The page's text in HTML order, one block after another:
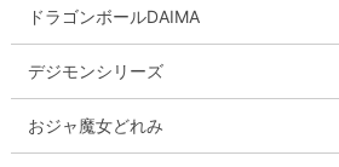
ドラゴンボールDAIMA
デジモンシリーズ
おジャ魔女どれみ